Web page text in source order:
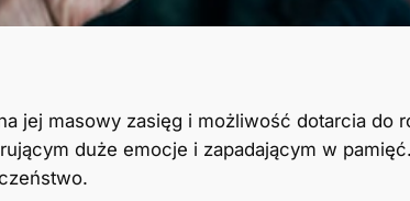
jej masowy zasięg i możliwość dotarcia do
duże emocje i zapadającym w